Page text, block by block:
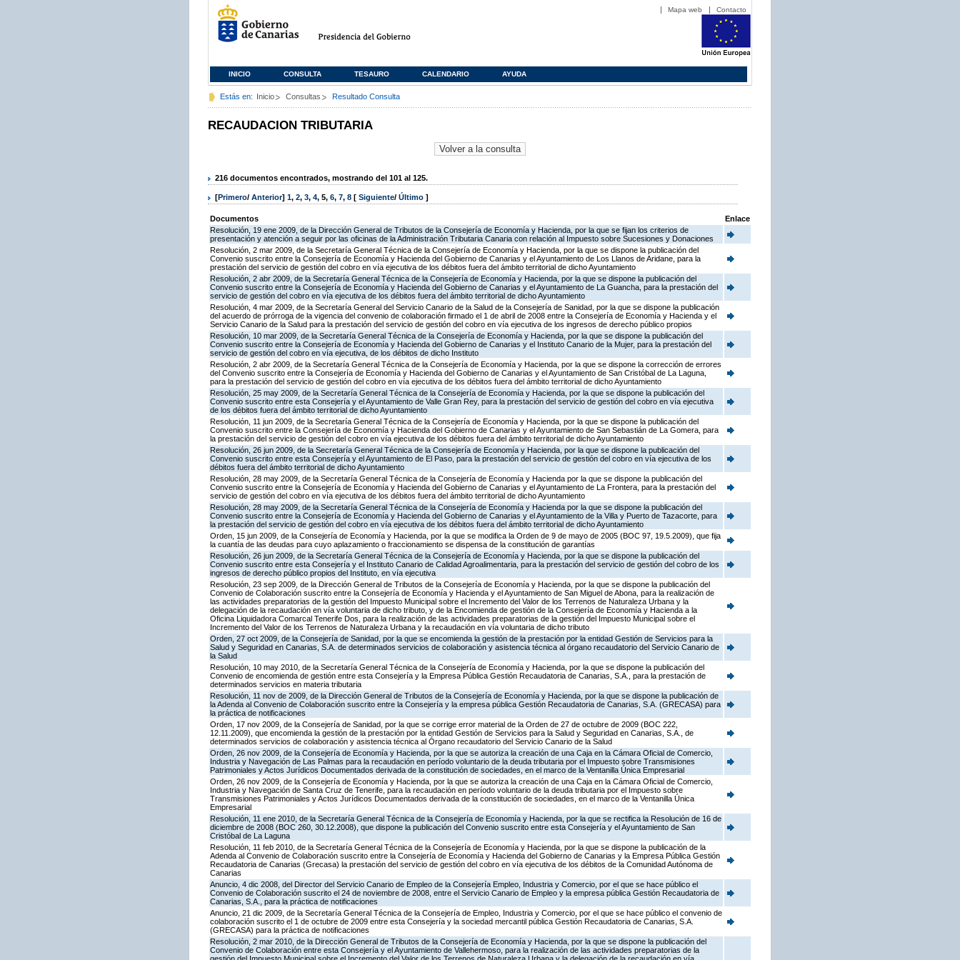
Mapa web Contacto
INICIO CONSULTA TESAURO CALENDARIO AYUDA
Estás en: Inicio Consultas Resultado Consulta
RECAUDACION TRIBUTARIA
216 documentos encontrados, mostrando del 101 al 125.
[Primero/ Anterior] 1, 2, 3, 4, 5, 6, 7, 8 [ Siguiente/ Último ]
Documentos
Enlace
Resolución, 19 ene 2009, de la Dirección General de Tributos de la Consejería de Economía y Hacienda, por la que se fijan los criterios de
presentación y atención a seguir por las oficinas de la Administración Tributaria Canaria con relación al Impuesto sobre Sucesiones y Donaciones
Resolución, 2 mar 2009, de la Secretaría General Técnica de la Consejería de Economía y Hacienda, por la que se dispone la publicación del
Convenio suscrito entre la Consejería de Economía y Hacienda del Gobierno de Canarias y el Ayuntamiento de Los Llanos de Aridane, para la
prestación del servicio de gestión del cobro en vía ejecutiva de los débitos fuera del ámbito territorial de dicho Ayuntamiento
Resolución, 2 abr 2009, de la Secretaría General Técnica de la Consejería de Economía y Hacienda, por la que se dispone la publicación del
Convenio suscrito entre la Consejería de Economía y Hacienda del Gobierno de Canarias y el Ayuntamiento de La Guancha, para la prestación del
servicio de gestión del cobro en vía ejecutiva de los débitos fuera del ámbito territorial de dicho Ayuntamiento
Resolución, 4 mar 2009, de la Secretaría General del Servicio Canario de la Salud de la Consejería de Sanidad, por la que se dispone la publicación
del acuerdo de prórroga de la vigencia del convenio de colaboración firmado el 1 de abril de 2008 entre la Consejería de Economía y Hacienda y el
Servicio Canario de la Salud para la prestación del servicio de gestión del cobro en vía ejecutiva de los ingresos de derecho público propios
Resolución, 10 mar 2009, de la Secretaría General Técnica de la Consejería de Economía y Hacienda, por la que se dispone la publicación del
Convenio suscrito entre la Consejería de Economía y Hacienda del Gobierno de Canarias y el Instituto Canario de la Mujer, para la prestación del
servicio de gestión del cobro en vía ejecutiva, de los débitos de dicho Instituto
Resolución, 2 abr 2009, de la Secretaría General Técnica de la Consejería de Economía y Hacienda, por la que se dispone la corrección de errores
del Convenio suscrito entre la Consejería de Economía y Hacienda del Gobierno de Canarias y el Ayuntamiento de San Cristóbal de La Laguna,
para la prestación del servicio de gestión del cobro en vía ejecutiva de los débitos fuera del ámbito territorial de dicho Ayuntamiento
Resolución, 25 may 2009, de la Secretaría General Técnica de la Consejería de Economía y Hacienda, por la que se dispone la publicación del
Convenio suscrito entre esta Consejería y el Ayuntamiento de Valle Gran Rey, para la prestación del servicio de gestión del cobro en vía ejecutiva
de los débitos fuera del ámbito territorial de dicho Ayuntamiento
Resolución, 11 jun 2009, de la Secretaría General Técnica de la Consejería de Economía y Hacienda, por la que se dispone la publicación del
Convenio suscrito entre la Consejería de Economía y Hacienda del Gobierno de Canarias y el Ayuntamiento de San Sebastián de La Gomera, para
la prestación del servicio de gestión del cobro en vía ejecutiva de los débitos fuera del ámbito territorial de dicho Ayuntamiento
Resolución, 26 jun 2009, de la Secretaría General Técnica de la Consejería de Economía y Hacienda, por la que se dispone la publicación del
Convenio suscrito entre esta Consejería y el Ayuntamiento de El Paso, para la prestación del servicio de gestión del cobro en vía ejecutiva de los
débitos fuera del ámbito territorial de dicho Ayuntamiento
Resolución, 28 may 2009, de la Secretaría General Técnica de la Consejería de Economía y Hacienda por la que se dispone la publicación del
Convenio suscrito entre la Consejería de Economía y Hacienda del Gobierno de Canarias y el Ayuntamiento de La Frontera, para la prestación del
servicio de gestión del cobro en vía ejecutiva de los débitos fuera del ámbito territorial de dicho Ayuntamiento
Resolución, 28 may 2009, de la Secretaría General Técnica de la Consejería de Economía y Hacienda por la que se dispone la publicación del
Convenio suscrito entre la Consejería de Economía y Hacienda del Gobierno de Canarias y el Ayuntamiento de la Villa y Puerto de Tazacorte, para
la prestación del servicio de gestión del cobro en vía ejecutiva de los débitos fuera del ámbito territorial de dicho Ayuntamiento
Orden, 15 jun 2009, de la Consejería de Economía y Hacienda, por la que se modifica la Orden de 9 de mayo de 2005 (BOC 97, 19.5.2009), que fija
la cuantía de las deudas para cuyo aplazamiento o fraccionamiento se dispensa de la constitución de garantías
Resolución, 26 jun 2009, de la Secretaría General Técnica de la Consejería de Economía y Hacienda, por la que se dispone la publicación del
Convenio suscrito entre esta Consejería y el Instituto Canario de Calidad Agroalimentaria, para la prestación del servicio de gestión del cobro de los
ingresos de derecho público propios del Instituto, en vía ejecutiva
Resolución, 23 sep 2009, de la Dirección General de Tributos de la Consejería de Economía y Hacienda, por la que se dispone la publicación del
Convenio de Colaboración suscrito entre la Consejería de Economía y Hacienda y el Ayuntamiento de San Miguel de Abona, para la realización de
las actividades preparatorias de la gestión del Impuesto Municipal sobre el Incremento del Valor de los Terrenos de Naturaleza Urbana y la
delegación de la recaudación en vía voluntaria de dicho tributo, y de la Encomienda de gestión de la Consejería de Economía y Hacienda a la
Oficina Liquidadora Comarcal Tenerife Dos, para la realización de las actividades preparatorias de la gestión del Impuesto Municipal sobre el
Incremento del Valor de los Terrenos de Naturaleza Urbana y la recaudación en vía voluntaria de dicho tributo
Orden, 27 oct 2009, de la Consejería de Sanidad, por la que se encomienda la gestión de la prestación por la entidad Gestión de Servicios para la
Salud y Seguridad en Canarias, S.A. de determinados servicios de colaboración y asistencia técnica al órgano recaudatorio del Servicio Canario de
la Salud
Resolución, 10 may 2010, de la Secretaría General Técnica de la Consejería de Economía y Hacienda, por la que se dispone la publicación del
Convenio de encomienda de gestión entre esta Consejería y la Empresa Pública Gestión Recaudatoria de Canarias, S.A., para la prestación de
determinados servicios en materia tributaria
Resolución, 11 nov de 2009, de la Dirección General de Tributos de la Consejería de Economía y Hacienda, por la que se dispone la publicación de
la Adenda al Convenio de Colaboración suscrito entre la Consejería y la empresa pública Gestión Recaudatoria de Canarias, S.A. (GRECASA) para
la práctica de notificaciones
Orden, 17 nov 2009, de la Consejería de Sanidad, por la que se corrige error material de la Orden de 27 de octubre de 2009 (BOC 222,
12.11.2009), que encomienda la gestión de la prestación por la entidad Gestión de Servicios para la Salud y Seguridad en Canarias, S.A., de
determinados servicios de colaboración y asistencia técnica al Órgano recaudatorio del Servicio Canario de la Salud
Orden, 26 nov 2009, de la Consejería de Economía y Hacienda, por la que se autoriza la creación de una Caja en la Cámara Oficial de Comercio,
Industria y Navegación de Las Palmas para la recaudación en período voluntario de la deuda tributaria por el Impuesto sobre Transmisiones
Patrimoniales y Actos Jurídicos Documentados derivada de la constitución de sociedades, en el marco de la Ventanilla Única Empresarial
Orden, 26 nov 2009, de la Consejería de Economía y Hacienda, por la que se autoriza la creación de una Caja en la Cámara Oficial de Comercio,
Industria y Navegación de Santa Cruz de Tenerife, para la recaudación en período voluntario de la deuda tributaria por el Impuesto sobre
Transmisiones Patrimoniales y Actos Jurídicos Documentados derivada de la constitución de sociedades, en el marco de la Ventanilla Única
Empresarial
Resolución, 11 ene 2010, de la Secretaría General Técnica de la Consejería de Economía y Hacienda, por la que se rectifica la Resolución de 16 de
diciembre de 2008 (BOC 260, 30.12.2008), que dispone la publicación del Convenio suscrito entre esta Consejería y el Ayuntamiento de San
Cristóbal de La Laguna
Resolución, 11 feb 2010, de la Secretaría General Técnica de la Consejería de Economía y Hacienda, por la que se dispone la publicación de la
Adenda al Convenio de Colaboración suscrito entre la Consejería de Economía y Hacienda del Gobierno de Canarias y la Empresa Pública Gestión
Recaudatoria de Canarias (Grecasa) la prestación del servicio de gestión del cobro en vía ejecutiva de los débitos de la Comunidad Autónoma de
Canarias
Anuncio, 4 dic 2008, del Director del Servicio Canario de Empleo de la Consejería Empleo, Industria y Comercio, por el que se hace público el
Convenio de Colaboración suscrito el 24 de noviembre de 2008, entre el Servicio Canario de Empleo y la empresa pública Gestión Recaudatoria de
Canarias, S.A., para la práctica de notificaciones
Anuncio, 21 dic 2009, de la Secretaría General Técnica de la Consejería de Empleo, Industria y Comercio, por el que se hace público el convenio de
colaboración suscrito el 1 de octubre de 2009 entre esta Consejería y la sociedad mercantil pública Gestión Recaudatoria de Canarias, S.A.
(GRECASA) para la práctica de notificaciones
Resolución, 2 mar 2010, de la Dirección General de Tributos de la Consejería de Economía y Hacienda, por la que se dispone la publicación del
Convenio de Colaboración entre esta Consejería y el Ayuntamiento de Vallehermoso, para la realización de las actividades preparatorias de la